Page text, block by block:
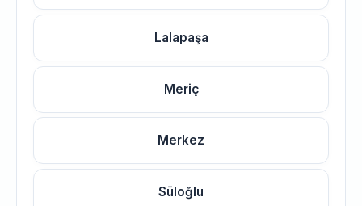
Lalapaşa
Meriç
Merkez
Süloğlu